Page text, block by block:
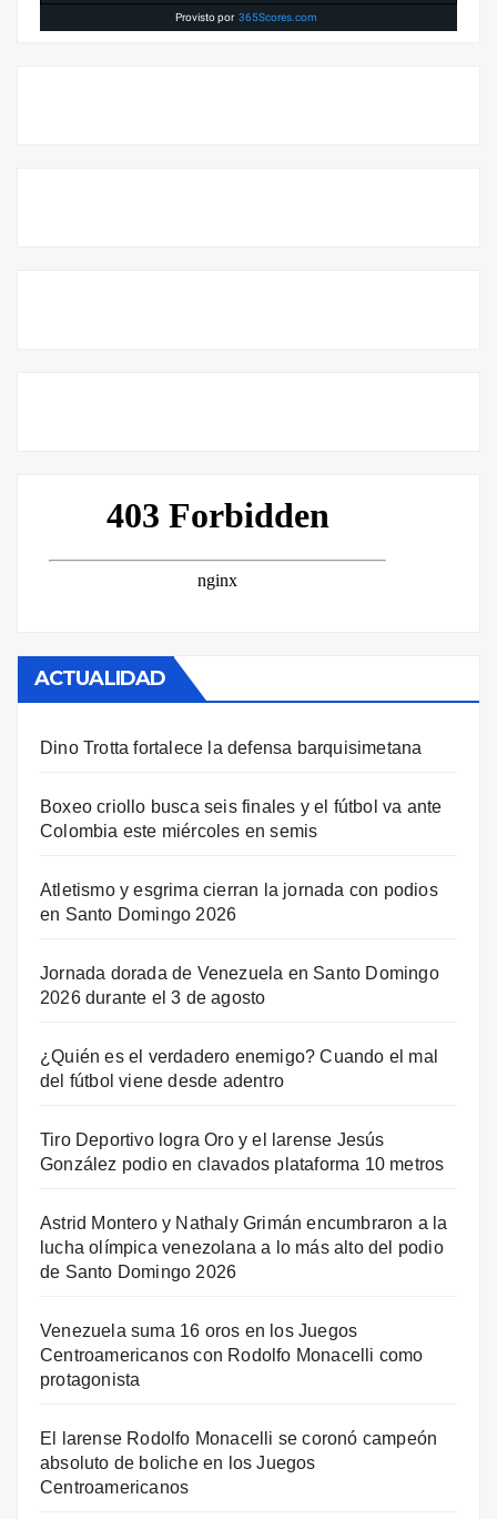
Provisto por 365Scores.com
ACTUALIDAD
Dino Trotta fortalece la defensa barquisimetana
Boxeo criollo busca seis finales y el fútbol va ante
Colombia este miércoles en semis
Atletismo y esgrima cierran la jornada con podios
en Santo Domingo 2026
Jornada dorada de Venezuela en Santo Domingo
2026 durante el 3 de agosto
¿Quién es el verdadero enemigo? Cuando el mal
del fútbol viene desde adentro
Tiro Deportivo logra Oro y el larense Jesús
González podio en clavados plataforma 10 metros
Astrid Montero y Nathaly Grimán encumbraron a la
lucha olímpica venezolana a lo más alto del podio
de Santo Domingo 2026
Venezuela suma 16 oros en los Juegos
Centroamericanos con Rodolfo Monacelli como
protagonista
El larense Rodolfo Monacelli se coronó campeón
absoluto de boliche en los Juegos
Centroamericanos